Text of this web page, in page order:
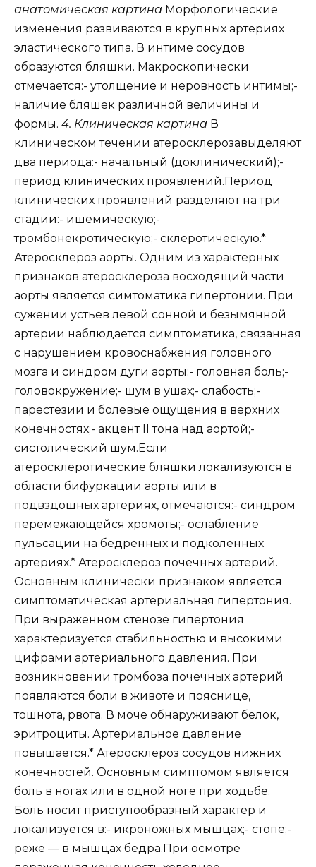
анатомическая картина Морфологические
изменения развиваются в крупных артериях
эластического типа. В интиме сосудов
образуются бляшки. Макроскопически
отмечается:- утолщение и неровность интимы;-
наличие бляшек различной величины и
формы. 4. Клиническая картина В
клиническом течении атеросклерозавыделяют
два периода:- начальный (доклинический);-
период клинических проявлений.Период
клинических проявлений разделяют на три
стадии:- ишемическую;-
тромбонекротическую;- склеротическую.*
Атеросклероз аорты. Одним из характерных
признаков атеросклероза восходящий части
аорты является симтоматика гипертонии. При
сужении устьев левой сонной и безымянной
артерии наблюдается симптоматика, связанная
с нарушением кровоснабжения головного
мозга и синдром дуги аорты:- головная боль;-
головокружение;- шум в ушах;- слабость;-
парестезии и болевые ощущения в верхних
конечностях;- акцент II тона над аортой;-
систолический шум.Если
атеросклеротические бляшки локализуются в
области бифуркации аорты или в
подвздошных артериях, отмечаются:- синдром
перемежающейся хромоты;- ослабление
пульсации на бедренных и подколенных
артериях.* Атеросклероз почечных артерий.
Основным клинически признаком является
симптоматическая артериальная гипертония.
При выраженном стенозе гипертония
характеризуется стабильностью и высокими
цифрами артериального давления. При
возникновении тромбоза почечных артерий
появляются боли в животе и пояснице,
тошнота, рвота. В моче обнаруживают белок,
эритроциты. Артериальное давление
повышается.* Атеросклероз сосудов нижних
конечностей. Основным симптомом является
боль в ногах или в одной ноге при ходьбе.
Боль носит приступообразный характер и
локализуется в:- икроножных мышцах;- стопе;-
реже — в мышцах бедра.При осмотре